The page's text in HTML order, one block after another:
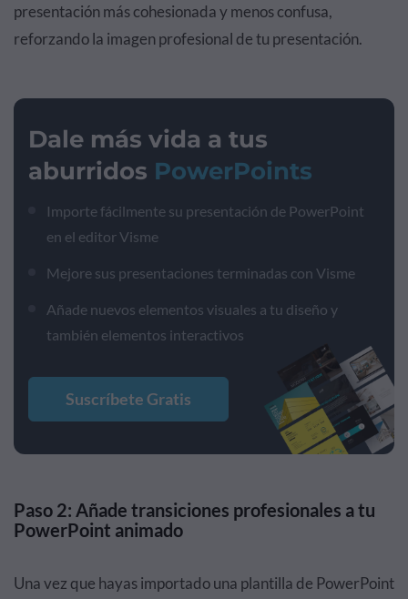
presentación más cohesionada y menos confusa,
reforzando la imagen profesional de tu presentación.
Dale más vida a tus
aburridos PowerPoints
Importe fácilmente su presentación de PowerPoint
en el editor Visme
Mejore sus presentaciones terminadas con Visme
Añade nuevos elementos visuales a tu diseño y
también elementos interactivos
Suscríbete Gratis
Paso 2: Añade transiciones profesionales a tu
PowerPoint animado
Una vez que hayas importado una plantilla de PowerPoint